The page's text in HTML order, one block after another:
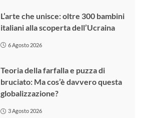
L’arte che unisce: oltre 300 bambini
italiani alla scoperta dell’Ucraina
6 Agosto 2026
Teoria della farfalla e puzza di
bruciato: Ma cos’è davvero questa
globalizzazione?
3 Agosto 2026